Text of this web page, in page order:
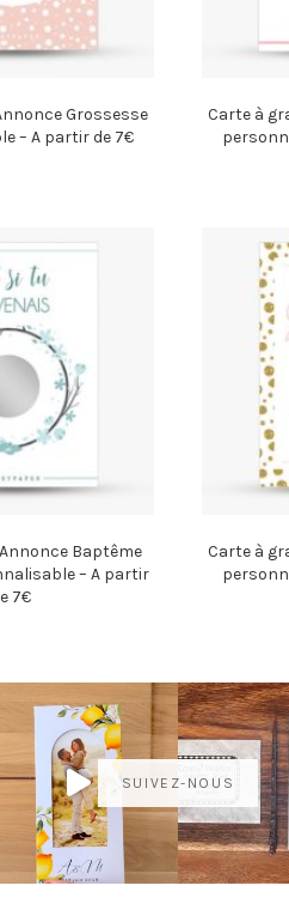
Grossesse
– A partir de 7€
Carte à
Baptême
– A partir
7€
Carte à
SUIVEZ-NOUS